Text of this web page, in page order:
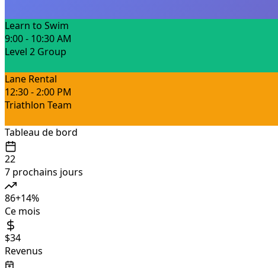
Learn to Swim
9:00 - 10:30 AM
Level 2 Group
Lane Rental
12:30 - 2:00 PM
Triathlon Team
Tableau de bord
22
7 prochains jours
86+14%
Ce mois
$34
Revenus